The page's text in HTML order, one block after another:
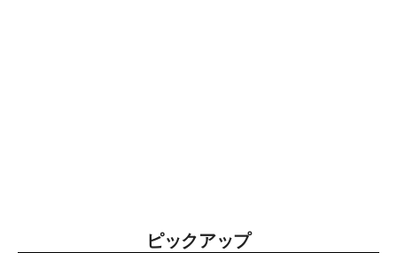
ピックアップ